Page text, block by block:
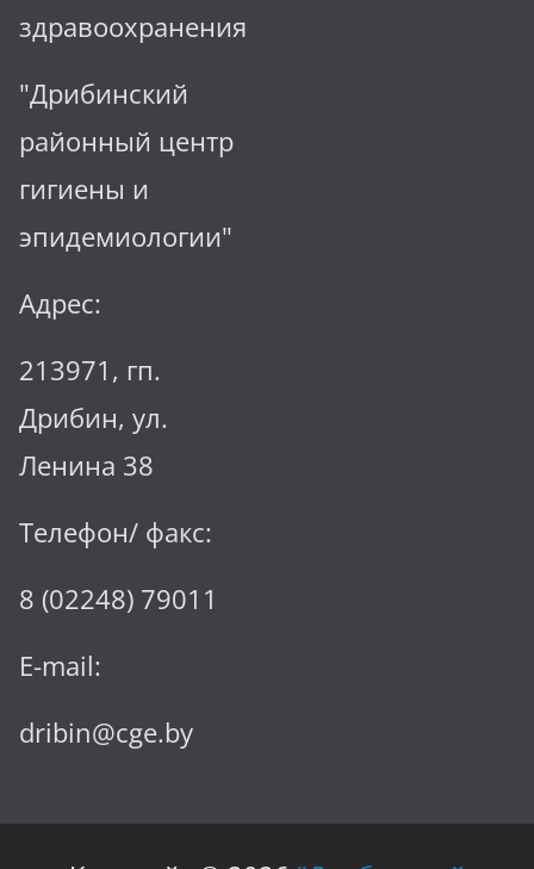
здравоохранения
"Дрибинский
районный центр
гигиены и
эпидемиологии"
Адрес:
213971, гп.
Дрибин, ул.
Ленина 38
Телефон/ факс:
8 (02248) 79011
E-mail:
dribin@cge.by